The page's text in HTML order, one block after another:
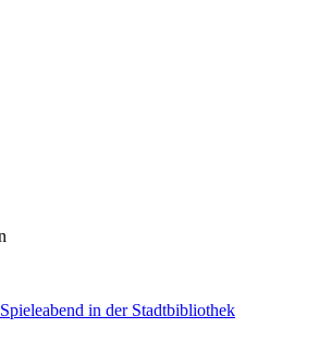
Spieleabend in der Stadtbibliothek